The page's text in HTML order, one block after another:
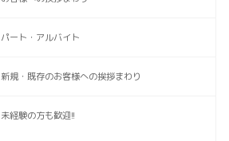
パート・アルバイト
新規・既存のお客様への挨拶まわり
未経験の方も歓迎!!